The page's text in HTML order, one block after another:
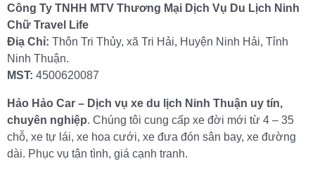
Công Ty TNHH MTV Thương Mại Dịch Vụ Du Lịch Ninh
Chữ Travel Life
Điạ Chỉ: Thôn Tri Thủy, xã Tri Hải, Huyện Ninh Hải, Tỉnh
Ninh Thuận.
MST: 4500620087
Hảo Hảo Car – Dịch vụ xe du lịch Ninh Thuận uy tín,
chuyên nghiệp. Chúng tôi cung cấp xe đời mới từ 4 – 35
chỗ, xe tự lái, xe hoa cưới, xe đưa đón sân bay, xe đường
dài. Phục vụ tận tình, giá cạnh tranh.